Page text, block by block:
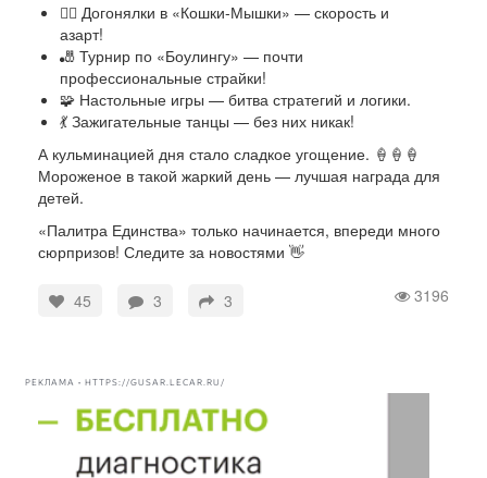
🏃‍♂️ Догонялки в «Кошки-Мышки» — скорость и
азарт!
🎳 Турнир по «Боулингу» — почти
профессиональные страйки!
🧩 Настольные игры — битва стратегий и логики.
💃 Зажигательные танцы — без них никак!
А кульминацией дня стало сладкое угощение. 🍦🍦🍦
Мороженое в такой жаркий день — лучшая награда для
детей.
«Палитра Единства» только начинается, впереди много
сюрпризов! Следите за новостями 👋
3196
45 3 3
РЕКЛАМА • HTTPS://GUSAR.LECAR.RU/